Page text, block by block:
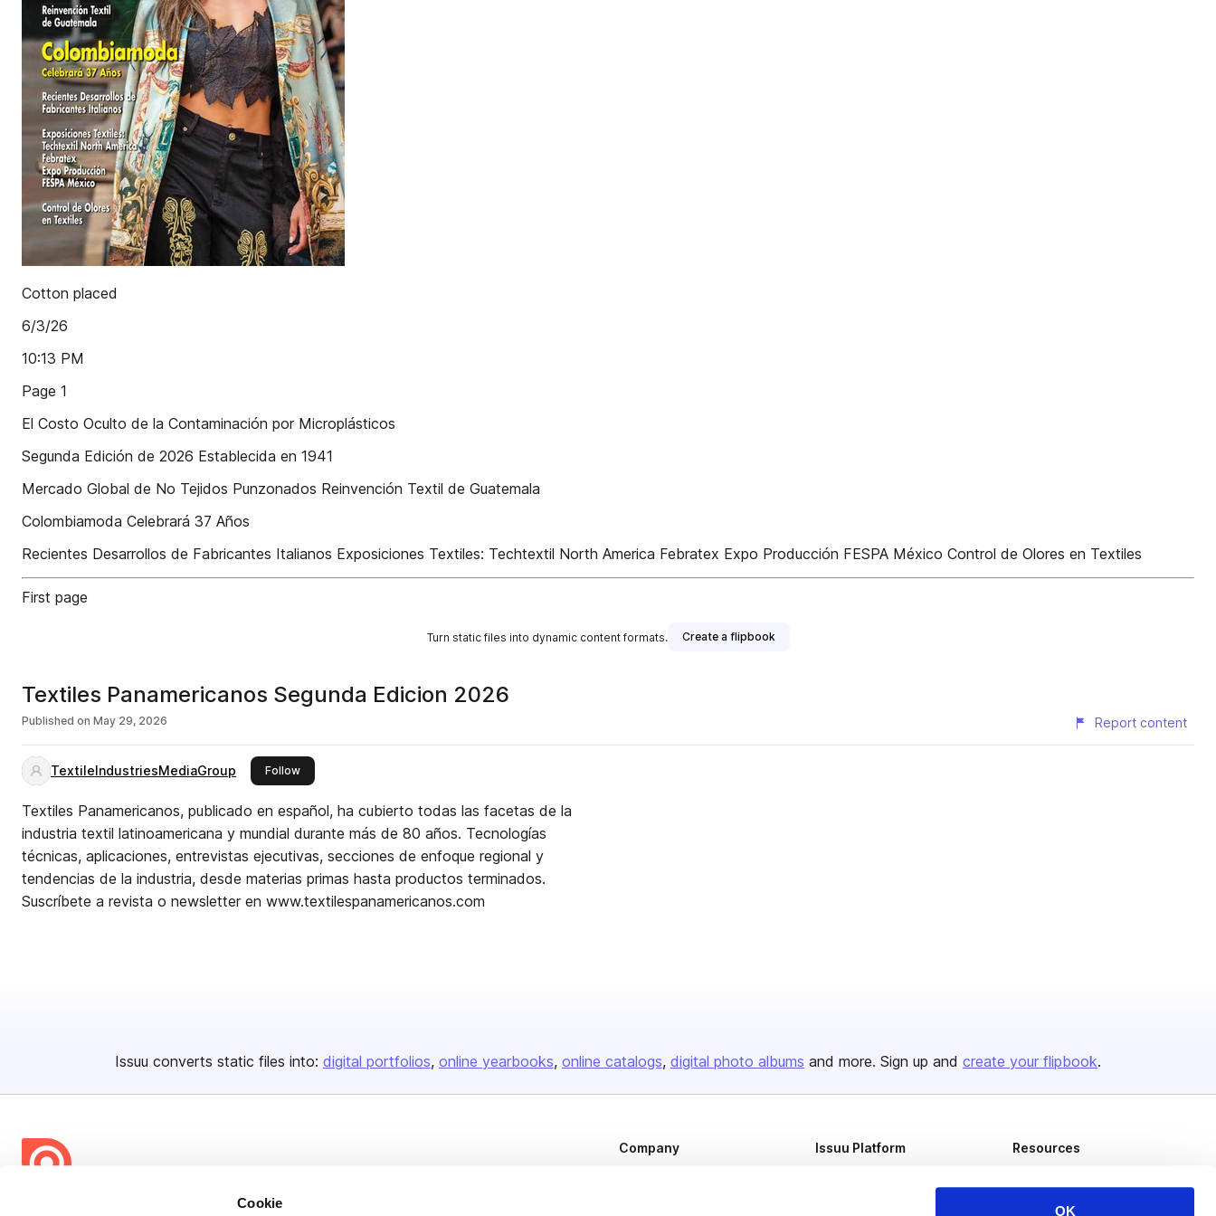
Cookie
OK
Cotton placed
6/3/26
10:13 PM
Page 1
El Costo Oculto de la Contaminación por Microplásticos
Segunda Edición de 2026 Establecida en 1941
Mercado Global de No Tejidos Punzonados Reinvención Textil de Guatemala
Colombiamoda Celebrará 37 Años
Recientes Desarrollos de Fabricantes Italianos Exposiciones Textiles: Techtextil North America Febratex Expo Producción FESPA México Control de Olores en Textiles
First page
Turn static files into dynamic content formats. Create a flipbook
Textiles Panamericanos Segunda Edicion 2026
Published on May 29, 2026 Report content
TextileIndustriesMediaGroup Followthis publisher
Textiles Panamericanos, publicado en español, ha cubierto todas las facetas de la
industria textil latinoamericana y mundial durante más de 80 años. Tecnologías
técnicas, aplicaciones, entrevistas ejecutivas, secciones de enfoque regional y
tendencias de la industria, desde materias primas hasta productos terminados.
Suscríbete a revista o newsletter en www.textilespanamericanos.com
Issuu converts static files into: digital portfolios online yearbooks online catalogs digital photo albums and more. Sign up and create your flipbook.
Company Issuu Platform Resources
Publisher Directory